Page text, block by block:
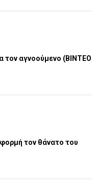
τον αγνοούμενο (ΒΙΝΤΕΟ
τον θάνατο του